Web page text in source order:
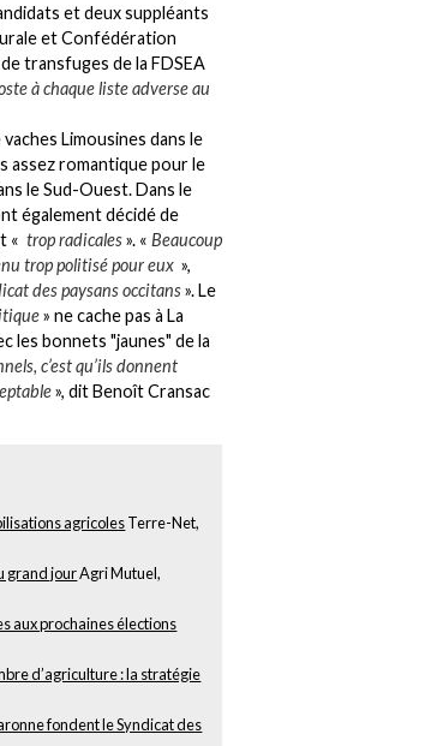
et deux suppléants
et Confédération
transfuges de la FDSEA
à chaque liste adverse au
Limousines dans le
assez romantique pour le
le Sud-Ouest. Dans le
également décidé de
« trop radicales». « Beaucoup
trop politisé pour eux »,
des paysans occitans». Le
» ne cache pas à La
les bonnets "jaunes" de la
c’est qu’ils donnent
», dit Benoît Cransac
agricolesTerre-Net,
grand jourAgri Mutuel,
aux prochaines élections
d’agriculture : la stratégie
fondent le Syndicat des